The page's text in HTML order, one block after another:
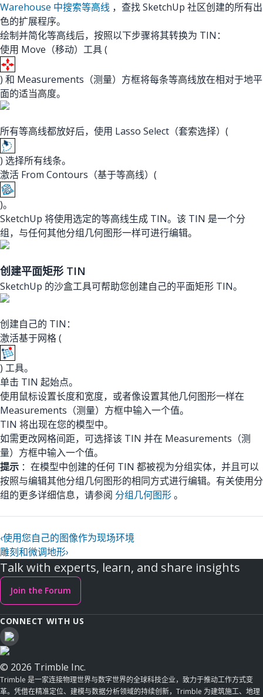
Warehouse 中搜索等高线 ，查找 SketchUp 社区创建的所有出
色的扩展程序。
绘制并简化等高线后，按照以下步骤将其转换为 TIN：
使用 Move（移动）工具 (
) 和 Measurements（测量）方框将每条等高线放在相对于地平
面的适当高度。
所有等高线都放好后，使用 Lasso Select（套索选择）(
) 选择所有线条。
激活 From Contours（基于等高线）(
)。
SketchUp 将使用选定的等高线生成 TIN。该 TIN 是一个分
组，与任何其他分组几何图形一样可进行编辑。
创建平面矩形 TIN
SketchUp 的沙盒工具可帮助您创建自己的平面矩形 TIN。
创建自己的 TIN：
激活基于网格 (
) 工具。
单击 TIN 起始点。
使用鼠标设置长度和宽度，或者像设置其他几何图形一样在
Measurements（测量）方框中输入一个值。
TIN 将出现在您的模型中。
如需更改网格间距，可选择该 TIN 并在 Measurements（测
量）方框中输入一个值。
提示 ：在模型中创建的任何 TIN 都被视为分组实体，并且可以
按照与编辑其他分组几何图形的相同方式进行编辑。有关使用分
组的更多详细信息，请参阅 分组几何图形。
‹使用您自己的图像作为现场环境
雕刻和微调地形›
Talk with experts, learn, and share insights
Join the Forum
CONNECT WITH US
© 2026 Trimble Inc.
Trimble 是一家连接物理世界与数字世界的全球科技企业，致力于推动工作方式变
革。凭借在精准定位、建模与数据分析领域的持续创新，Trimble 为建筑施工、地理